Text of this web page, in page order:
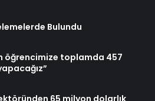
Bulundu
öğrencimize toplamda 457